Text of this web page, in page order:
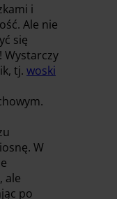
i
Ale nie
się
Wystarczy
tj. woski
W
, ale
po